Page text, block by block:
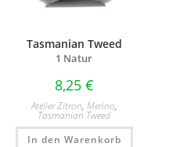
Tasmanian Tweed
1 Natur
8,25 €
Atelier Zitron, Merino,
Tasmanian Tweed
In den Warenkorb